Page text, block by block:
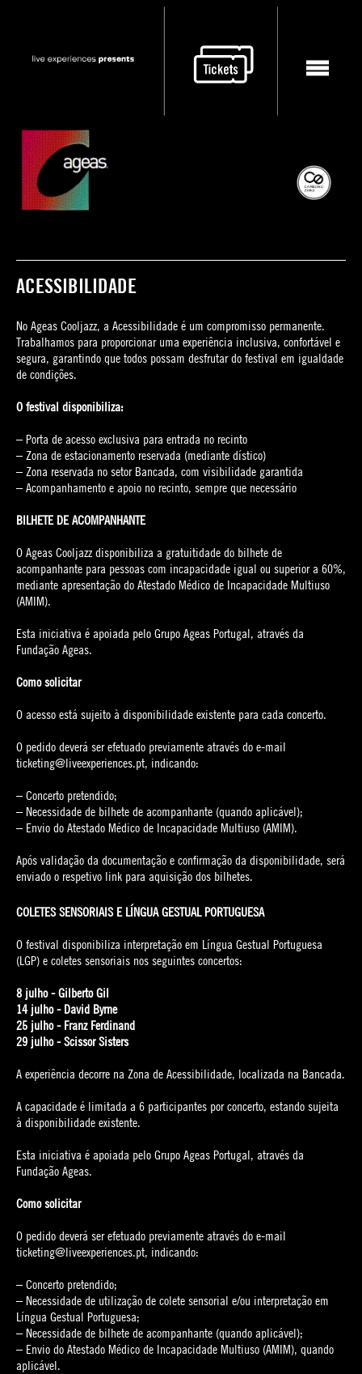
ACESSIBILIDADE
No Ageas Cooljazz, a Acessibilidade é um compromisso permanente.
Trabalhamos para proporcionar uma experiência inclusiva, confortável e
segura, garantindo que todos possam desfrutar do festival em igualdade
de condições.
O festival disponibiliza:
– Porta de acesso exclusiva para entrada no recinto
– Zona de estacionamento reservada (mediante dístico)
– Zona reservada no setor Bancada, com visibilidade garantida
– Acompanhamento e apoio no recinto, sempre que necessário
BILHETE DE ACOMPANHANTE
O Ageas Cooljazz disponibiliza a gratuitidade do bilhete de
acompanhante para pessoas com incapacidade igual ou superior a 60%,
mediante apresentação do Atestado Médico de Incapacidade Multiuso
(AMIM).
Esta iniciativa é apoiada pelo Grupo Ageas Portugal, através da
Fundação Ageas.
Como solicitar
O acesso está sujeito à disponibilidade existente para cada concerto.
O pedido deverá ser efetuado previamente através do e-mail
ticketing@liveexperiences.pt, indicando:
– Concerto pretendido;
– Necessidade de bilhete de acompanhante (quando aplicável);
– Envio do Atestado Médico de Incapacidade Multiuso (AMIM).
Após validação da documentação e confirmação da disponibilidade, será
enviado o respetivo link para aquisição dos bilhetes.
COLETES SENSORIAIS E LÍNGUA GESTUAL PORTUGUESA
O festival disponibiliza interpretação em Língua Gestual Portuguesa
(LGP) e coletes sensoriais nos seguintes concertos:
8 julho - Gilberto Gil
14 julho - David Byrne
25 julho - Franz Ferdinand
29 julho - Scissor Sisters
A experiência decorre na Zona de Acessibilidade, localizada na Bancada.
A capacidade é limitada a 6 participantes por concerto, estando sujeita
à disponibilidade existente.
Esta iniciativa é apoiada pelo Grupo Ageas Portugal, através da
Fundação Ageas.
Como solicitar
O pedido deverá ser efetuado previamente através do e-mail
ticketing@liveexperiences.pt, indicando:
– Concerto pretendido;
– Necessidade de utilização de colete sensorial e/ou interpretação em
Língua Gestual Portuguesa;
– Necessidade de bilhete de acompanhante (quando aplicável);
– Envio do Atestado Médico de Incapacidade Multiuso (AMIM), quando
aplicável.